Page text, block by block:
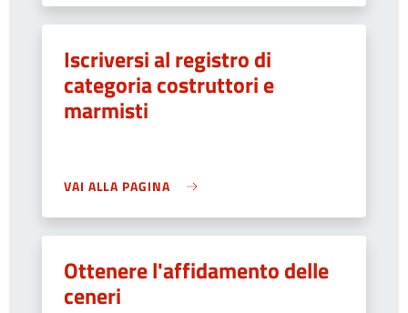
Iscriversi al registro di
categoria costruttori e
marmisti
VAI ALLA PAGINA
Ottenere l'affidamento delle
ceneri